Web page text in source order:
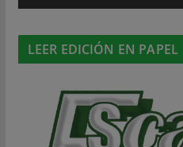
LEER EDICIÓN EN PAPEL